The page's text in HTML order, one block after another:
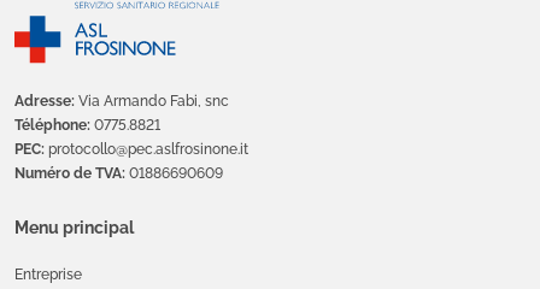
Adresse: Via Armando Fabi, snc
Téléphone: 0775.8821
PEC: protocollo@pec.aslfrosinone.it
Numéro de TVA: 01886690609
Menu principal
Entreprise